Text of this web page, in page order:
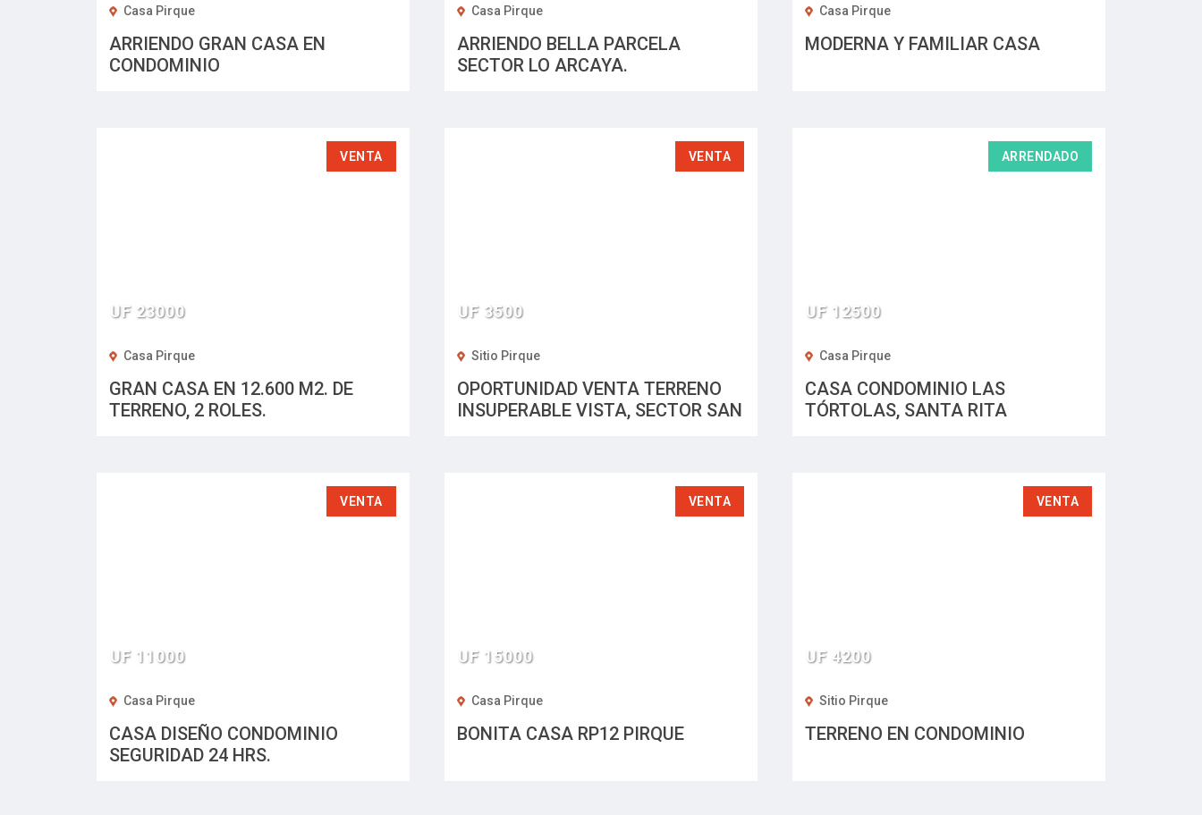
Casa Pirque
ARRIENDO GRAN CASA EN
CONDOMINIO
Casa Pirque
ARRIENDO BELLA PARCELA
SECTOR LO ARCAYA.
Casa Pirque
MODERNA Y FAMILIAR CASA
VENTA
UF 23000
Casa Pirque
GRAN CASA EN 12.600 M2. DE
TERRENO, 2 ROLES.
VENTA
UF 3500
Sitio Pirque
OPORTUNIDAD VENTA TERRENO
INSUPERABLE VISTA, SECTOR SAN
ARRENDADO
UF 12500
Casa Pirque
CASA CONDOMINIO LAS
TÓRTOLAS, SANTA RITA
VENTA
UF 11000
Casa Pirque
CASA DISEÑO CONDOMINIO
SEGURIDAD 24 HRS.
VENTA
UF 15000
Casa Pirque
BONITA CASA RP12 PIRQUE
VENTA
UF 4200
Sitio Pirque
TERRENO EN CONDOMINIO